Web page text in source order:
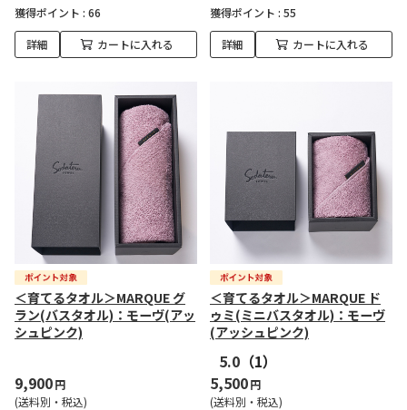
獲得ポイント : 66
詳細 カートに入れる
獲得ポイント : 55
詳細 カートに入れる
＜育てるタオル＞MARQUE グ
ラン(バスタオル)：モーヴ(アッ
シュピンク)
9,900円
(送料別・税込)
＜育てるタオル＞MARQUE ド
ゥミ(ミニバスタオル)：モーヴ
(アッシュピンク)
5.0 （1）
5,500円
(送料別・税込)